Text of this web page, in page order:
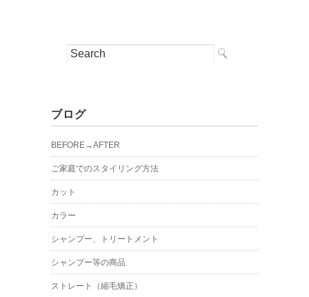
ブログ
BEFORE→AFTER
ご家庭でのスタイリング方法
カット
カラー
シャンプー、トリートメント
シャンプー等の商品
ストレート（縮毛矯正）